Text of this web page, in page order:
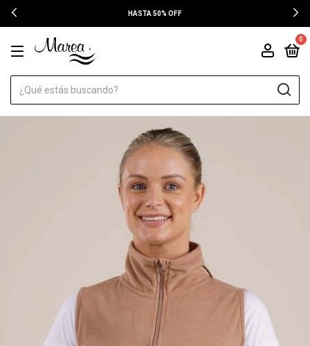
HASTA 50% OFF
0